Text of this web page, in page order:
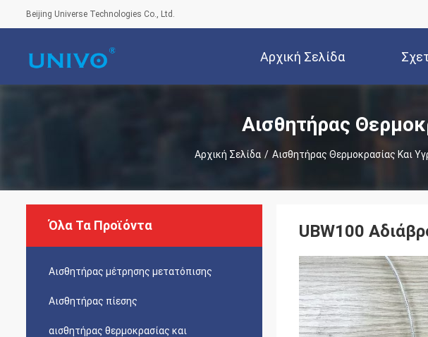
Beijing Universe Technologies Co., Ltd.
Αρχική Σελίδα
Αισθητήρας
Αρχική Σελίδα / Αισθητήρας Θερμοκρασίας Και
Όλα Τα Προϊόντα
Αισθητήρας μέτρησης μετατόπισης
Αισθητήρας πίεσης
αισθητήρας θερμοκρασίας και
UBW100